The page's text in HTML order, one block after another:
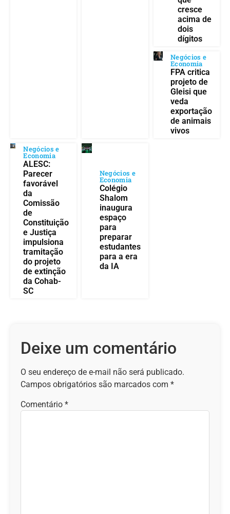
cresce
acima de
dois
dígitos
Negócios e
Economia
FPA critica
projeto de
Gleisi que
veda
exportação
de animais
vivos
Negócios e
Economia
ALESC:
Parecer
favorável
da
Comissão
de
Constituição
e Justiça
impulsiona
tramitação
do projeto
de extinção
da Cohab-
SC
Negócios e
Economia
Colégio
Shalom
inaugura
espaço
para
preparar
estudantes
para a era
da IA
Deixe um comentário
O seu endereço de e-mail não será publicado.
Campos obrigatórios são marcados com *
Comentário *